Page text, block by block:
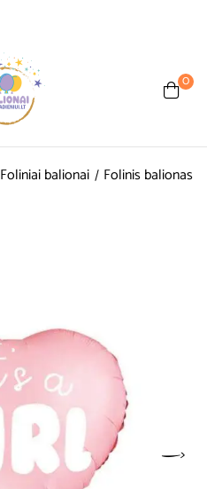
0
Foliniai balionai
Folinis balionas